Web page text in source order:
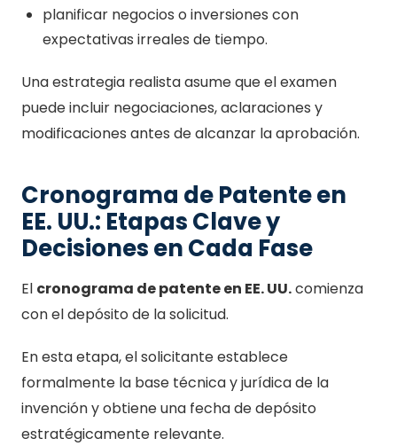
planificar negocios o inversiones con
expectativas irreales de tiempo.
Una estrategia realista asume que el examen
puede incluir negociaciones, aclaraciones y
modificaciones antes de alcanzar la aprobación.
Cronograma de Patente en
EE. UU.: Etapas Clave y
Decisiones en Cada Fase
El cronograma de patente en EE. UU.comienza
con el depósito de la solicitud.
En esta etapa, el solicitante establece
formalmente la base técnica y jurídica de la
invención y obtiene una fecha de depósito
estratégicamente relevante.